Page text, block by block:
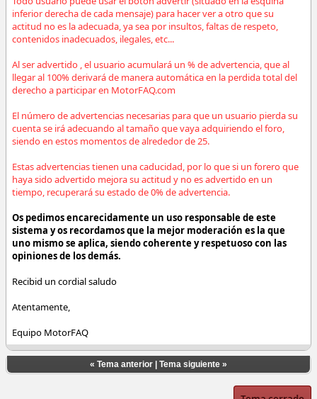
inferior derecha de cada mensaje) para hacer ver a otro que su
actitud no es la adecuada, ya sea por insultos, faltas de respeto,
contenidos inadecuados, ilegales, etc...
Al ser advertido , el usuario acumulará un % de advertencia, que al
llegar al 100% derivará de manera automática en la perdida total del
derecho a participar en MotorFAQ.com
El número de advertencias necesarias para que un usuario pierda su
cuenta se irá adecuando al tamaño que vaya adquiriendo el foro,
siendo en estos momentos de alrededor de 25.
Estas advertencias tienen una caducidad, por lo que si un forero que
haya sido advertido mejora su actitud y no es advertido en un
tiempo, recuperará su estado de 0% de advertencia.
Os pedimos encarecidamente un uso responsable de este
sistema y os recordamos que la mejor moderación es la que
uno mismo se aplica, siendo coherente y respetuoso con las
opiniones de los demás.
Recibid un cordial saludo
Atentamente,
Equipo MotorFAQ
« Tema anterior Tema siguiente »